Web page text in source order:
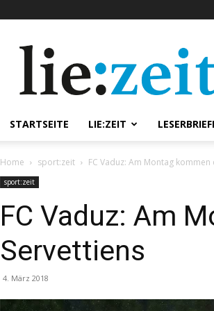
STARTSEITE LIE:ZEIT
Home sport:zeit FC Vaduz: Am Montag
sport:zeit
FC Vaduz: Am
Servettiens
4. März 2018